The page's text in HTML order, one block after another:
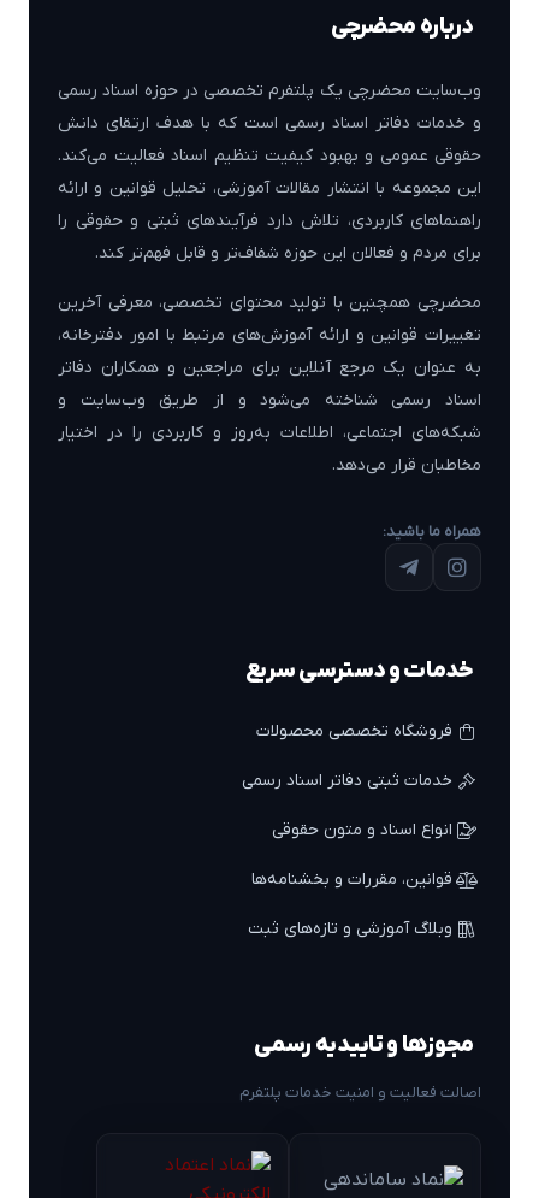
درباره محضرچی
وب‌سایت محضرچی یک پلتفرم تخصصی در حوزه اسناد رسمی
و خدمات دفاتر اسناد رسمی است که با هدف ارتقای دانش
حقوقی عمومی و بهبود کیفیت تنظیم اسناد فعالیت می‌کند.
این مجموعه با انتشار مقالات آموزشی، تحلیل قوانین و ارائه
راهنماهای کاربردی، تلاش دارد فرآیندهای ثبتی و حقوقی را
برای مردم و فعالان این حوزه شفاف‌تر و قابل فهم‌تر کند.
محضرچی همچنین با تولید محتوای تخصصی، معرفی آخرین
تغییرات قوانین و ارائه آموزش‌های مرتبط با امور دفترخانه،
به عنوان یک مرجع آنلاین برای مراجعین و همکاران دفاتر
اسناد رسمی شناخته می‌شود و از طریق وب‌سایت و
شبکه‌های اجتماعی، اطلاعات به‌روز و کاربردی را در اختیار
مخاطبان قرار می‌دهد.
همراه ما باشید:
خدمات و دسترسی سریع
فروشگاه تخصصی محصولات
خدمات ثبتی دفاتر اسناد رسمی
انواع اسناد و متون حقوقی
قوانین، مقررات و بخشنامه‌ها
وبلاگ آموزشی و تازه‌های ثبت
مجوزها و تاییدیه رسمی
اصالت فعالیت و امنیت خدمات پلتفرم